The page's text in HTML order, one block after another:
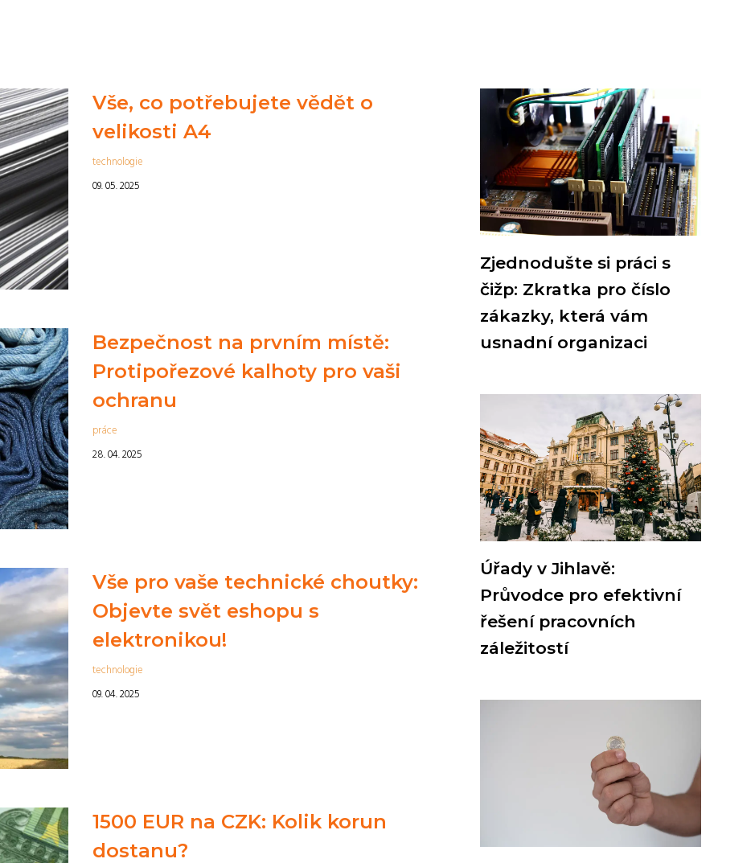
Vše, co potřebujete vědět o
velikosti A4
technologie
09. 05. 2025
Bezpečnost na prvním místě:
Protipořezové kalhoty pro vaši
ochranu
práce
28. 04. 2025
Vše pro vaše technické choutky:
Objevte svět eshopu s
elektronikou!
technologie
09. 04. 2025
1500 EUR na CZK: Kolik korun
dostanu?
Zjednodušte si práci s
čižp: Zkratka pro číslo
zákazky, která vám
usnadní organizaci
Úřady v Jihlavě:
Průvodce pro efektivní
řešení pracovních
záležitostí